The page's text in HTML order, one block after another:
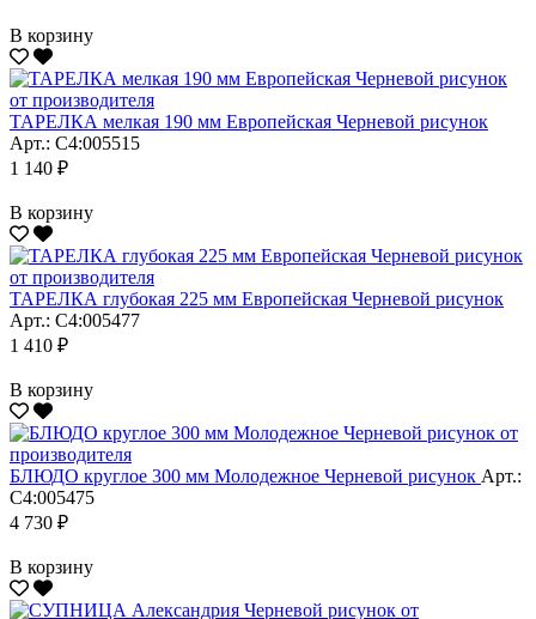
В корзину
ТАРЕЛКА мелкая 190 мм Европейская Черневой рисунок
Арт.: С4:005515
1 140 ₽
В корзину
ТАРЕЛКА глубокая 225 мм Европейская Черневой рисунок
Арт.: С4:005477
1 410 ₽
В корзину
БЛЮДО круглое 300 мм Молодежное Черневой рисунок Арт.:
С4:005475
4 730 ₽
В корзину